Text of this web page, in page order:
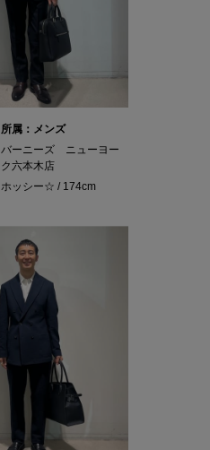
所属：メンズ
バーニーズ ニューヨー
ク六本木店
ホッシー☆ / 174cm